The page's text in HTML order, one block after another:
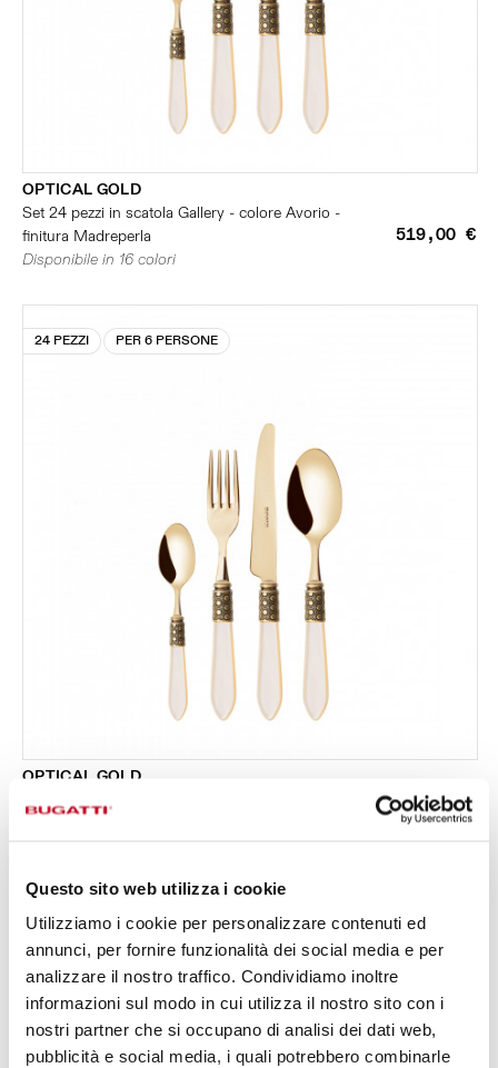
Questo sito web utilizza i cookie
Utilizziamo i cookie per personalizzare contenuti ed
annunci, per fornire funzionalità dei social media e per
analizzare il nostro traffico. Condividiamo inoltre
informazioni sul modo in cui utilizza il nostro sito con i
nostri partner che si occupano di analisi dei dati web,
pubblicità e social media, i quali potrebbero combinarle
OPTICAL GOLD
Set 24 pezzi in scatola Gallery - colore Avorio -
finitura Madreperla
519,00 €
Disponibile in 16 colori
24 PEZZI PER 6 PERSONE
OPTICAL GOLD
519,00 €
24 PEZZI PER 6 PERSONE